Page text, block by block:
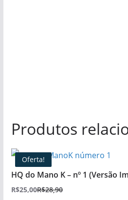
Produtos
Oferta!
HQ do Mano K – nº 1 (Versão
R$28,90
O
R$25,00
O